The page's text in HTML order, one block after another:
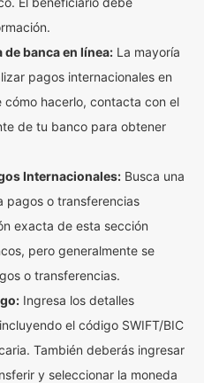
banca en línea: La mayoría
pagos internacionales en
cómo hacerlo, contacta con el
de tu banco para obtener
Internacionales: Busca una
pagos o transferencias
exacta de esta sección
pero generalmente se
o transferencias.
Ingresa los detalles
el código SWIFT/BIC
También deberás ingresar
y seleccionar la moneda